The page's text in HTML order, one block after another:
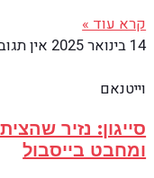
קרא עוד »
14 בינואר 2025
אין
וייטנאם
סייגון: נזיר
ומחבט בייסבול